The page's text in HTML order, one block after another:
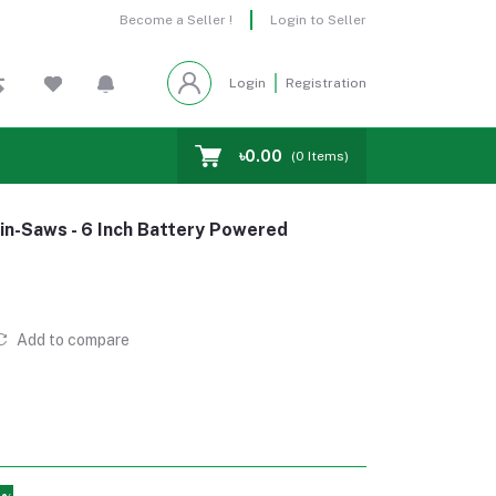
Become a Seller ! Login to Seller
Login Registration
৳0.00 (0 Items)
Saws - 6 Inch Battery Powered
Add to compare